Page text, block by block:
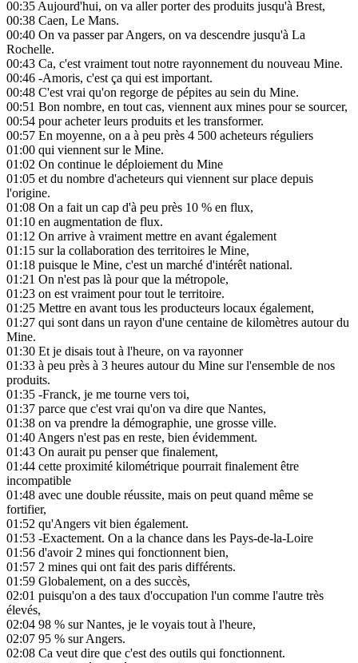
00:35Aujourd'hui, on va aller porter des produits jusqu'à Brest,
00:38 Caen, Le Mans.
00:40 On va passer par Angers, on va descendre jusqu'à La
Rochelle.
00:43 Ca, c'est vraiment tout notre rayonnement du nouveau Mine.
00:46 -Amoris, c'est ça qui est important.
00:48 C'est vrai qu'on regorge de pépites au sein du Mine.
00:51 Bon nombre, en tout cas, viennent aux mines pour se sourcer,
00:54 pour acheter leurs produits et les transformer.
00:57 En moyenne, on a à peu près 4 500 acheteurs réguliers
01:00 qui viennent sur le Mine.
01:02 On continue le déploiement du Mine
01:05 et du nombre d'acheteurs qui viennent sur place depuis
l'origine.
01:08 On a fait un cap d'à peu près 10 % en flux,
01:10 en augmentation de flux.
01:12 On arrive à vraiment mettre en avant également
01:15 sur la collaboration des territoires le Mine,
01:18 puisque le Mine, c'est un marché d'intérêt national.
01:21 On n'est pas là pour que la métropole,
01:23 on est vraiment pour tout le territoire.
01:25 Mettre en avant tous les producteurs locaux également,
01:27 qui sont dans un rayon d'une centaine de kilomètres autour du
Mine.
01:30 Et je disais tout à l'heure, on va rayonner
01:33 à peu près à 3 heures autour du Mine sur l'ensemble de nos
produits.
01:35 -Franck, je me tourne vers toi,
01:37 parce que c'est vrai qu'on va dire que Nantes,
01:38 on va prendre la démographie, une grosse ville.
01:40Angers n'est pas en reste, bien évidemment.
01:43 On aurait pu penser que finalement,
01:44 cette proximité kilométrique pourrait finalement être
incompatible
01:48 avec une double réussite, mais on peut quand même se
fortifier,
01:52 qu'Angers vit bien également.
01:53 -Exactement. On a la chance dans les Pays-de-la-Loire
01:56 d'avoir 2 mines qui fonctionnent bien,
01:57 2 mines qui ont fait des paris différents.
01:59 Globalement, on a des succès,
02:01 puisqu'on a des taux d'occupation l'un comme l'autre très
élevés,
02:04 98 % sur Nantes, je le voyais tout à l'heure,
02:07 95 % sur Angers.
02:08 Ca veut dire que c'est des outils qui fonctionnent.